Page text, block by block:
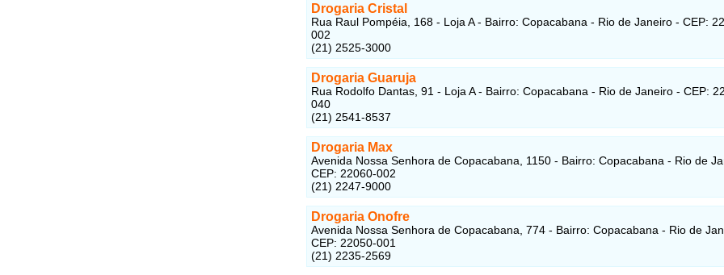
Drogaria Cristal
Rua Raul Pompéia, 168 - Loja A - Bairro: Copacabana - Rio de Janeiro - CEP:
002
(21) 2525-3000
Drogaria Guaruja
Rua Rodolfo Dantas, 91 - Loja A - Bairro: Copacabana - Rio de Janeiro - CEP:
040
(21) 2541-8537
Drogaria Max
Avenida Nossa Senhora de Copacabana, 1150 - Bairro: Copacabana - Rio de
CEP: 22060-002
(21) 2247-9000
Drogaria Onofre
Avenida Nossa Senhora de Copacabana, 774 - Bairro: Copacabana - Rio de
CEP: 22050-001
(21) 2235-2569